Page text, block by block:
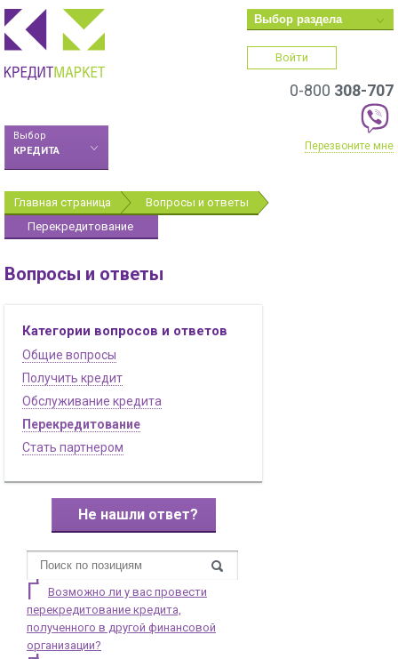
Выбор раздела
Войти
Выбор
КРЕДИТА
0-800 308-707
Перезвоните мне
Главная страница
Вопросы и ответы
Перекредитование
Вопросы и ответы
Категории вопросов и ответов
Общие вопросы
Получить кредит
Обслуживание кредита
Перекредитование
Стать партнером
Не нашли ответ?
Возможно ли у вас провести
перекредитование кредита,
полученного в другой финансовой
организации?